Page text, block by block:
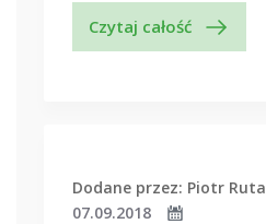
Czytaj całość
Dodane przez: Piotr Ruta
07.09.2018